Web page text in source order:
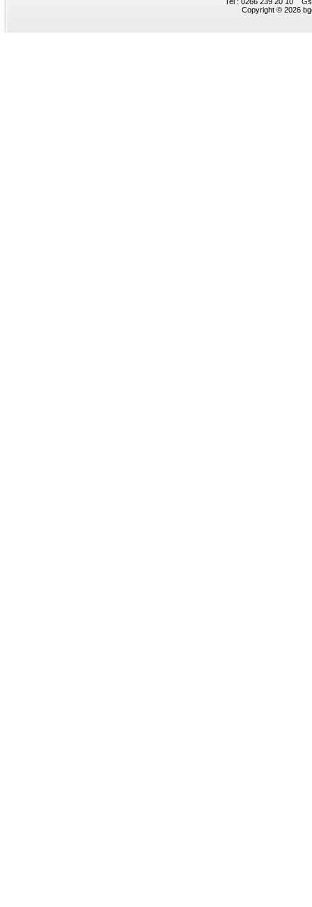
Copyright © 2026